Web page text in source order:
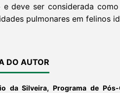
e deve ser considerada
pulmonares em felinos
DO AUTOR
da Silveira,Programa de